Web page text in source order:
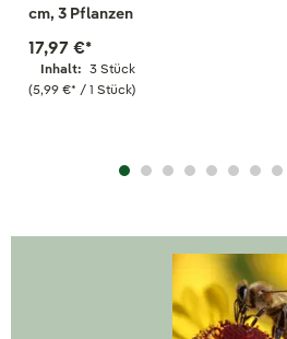
cm, 3 Pflanzen
Inhalt: 3 Stück
(5,99 €* / 1 Stück)
17,97 €*